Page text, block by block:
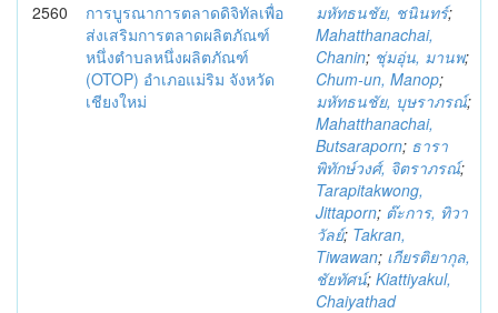
2560
การบูรณาการตลาดดิจิทัลเพื่อ
ส่งเสริมการตลาดผลิตภัณฑ์
หนึ่งตำบลหนึ่งผลิตภัณฑ์
(OTOP) อำเภอแม่ริม จังหวัด
เชียงใหม่
มหัทธนชัย, ชนินทร์;
Mahatthanachai,
Chanin; ชุ่มอุ่น, มานพ;
Chum-un, Manop;
มหัทธนชัย, บุษราภรณ์;
Mahatthanachai,
Butsaraporn; ธารา
พิทักษ์วงศ์, จิตราภรณ์;
Tarapitakwong,
Jittaporn; ต๊ะการ, ทิวา
วัลย์; Takran,
Tiwawan; เกียรติยากุล,
ชัยทัศน์; Kiattiyakul,
Chaiyathad